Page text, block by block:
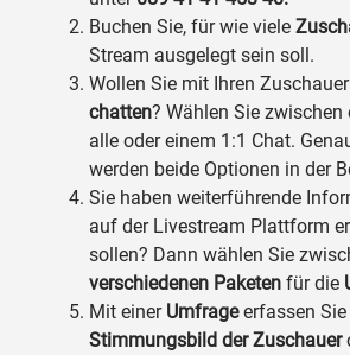
Buchen Sie, für wie viele
Stream ausgelegt sein soll.
Wollen Sie mit Ihren
chatten? Wählen Sie
alle oder einem 1:1 Chat.
werden beide Optionen in der
Sie haben weiterführende
auf der Livestream Plattform
sollen? Dann wählen Sie
verschiedenen Paketen für die
Mit einer Umfrageerfassen Sie
Stimmungsbild der Zuschauer